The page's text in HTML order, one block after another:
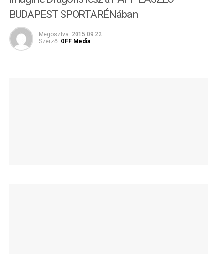
BUDAPEST SPORTARÉNában!
Megosztva 2015.09.22
Szerző: OFF Media